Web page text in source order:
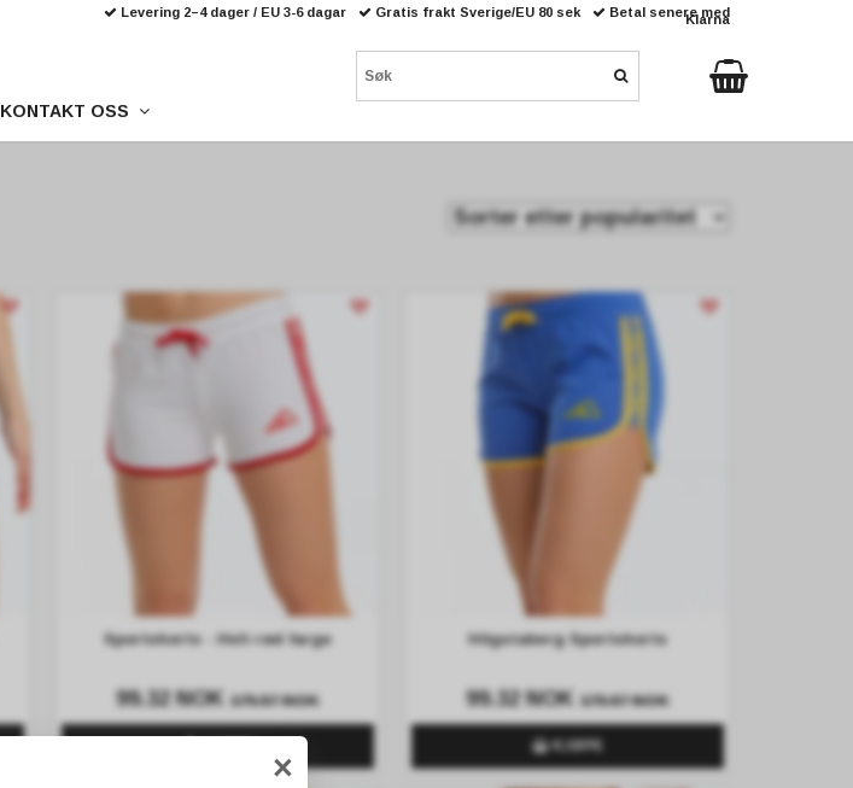
Sportshorts - Hvit-rød farge
99.32 NOK179.57 NOK
Högstaberg Sportshorts
99.32 NOK179.57 NOK
KJØPE
×
Levering 2–4 dager / EU 3-6 dagar Gratis frakt Sverige/EU 80 sek Betal senere med
Klarna
KONTAKT OSS